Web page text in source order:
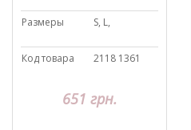
Размеры S, L,
Код товара 2118 1361
651 грн.